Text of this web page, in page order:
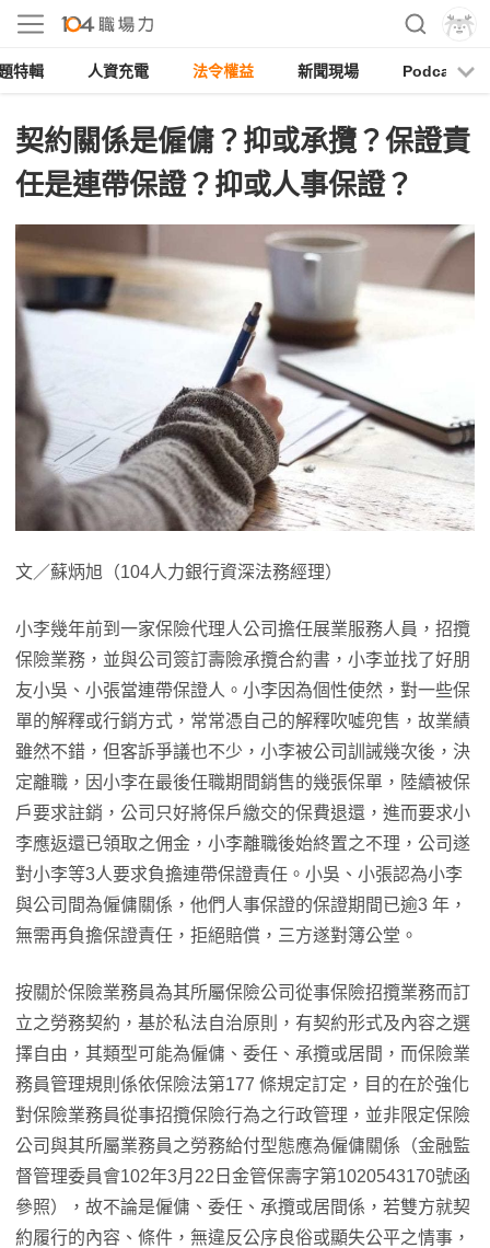
特輯 人資充電 法令權益 新聞現場 Podcast
契約關係是僱傭？抑或承攬？保證責
任是連帶保證？抑或人事保證？
文／蘇炳旭（104人力銀行資深法務經理）
小李幾年前到一家保險代理人公司擔任展業服務人員，招攬
保險業務，並與公司簽訂壽險承攬合約書，小李並找了好朋
友小吳、小張當連帶保證人。小李因為個性使然，對一些保
單的解釋或行銷方式，常常憑自己的解釋吹噓兜售，故業績
雖然不錯，但客訴爭議也不少，小李被公司訓誡幾次後，決
定離職，因小李在最後任職期間銷售的幾張保單，陸續被保
戶要求註銷，公司只好將保戶繳交的保費退還，進而要求小
李應返還已領取之佣金，小李離職後始終置之不理，公司遂
對小李等3人要求負擔連帶保證責任。小吳、小張認為小李
與公司間為僱傭關係，他們人事保證的保證期間已逾3 年，
無需再負擔保證責任，拒絕賠償，三方遂對簿公堂。
按關於保險業務員為其所屬保險公司從事保險招攬業務而訂
立之勞務契約，基於私法自治原則，有契約形式及內容之選
擇自由，其類型可能為僱傭、委任、承攬或居間，而保險業
務員管理規則係依保險法第177 條規定訂定，目的在於強化
對保險業務員從事招攬保險行為之行政管理，並非限定保險
公司與其所屬業務員之勞務給付型態應為僱傭關係（金融監
督管理委員會102年3月22日金管保壽字第1020543170號函
參照），故不論是僱傭、委任、承攬或居間係，若雙方就契
約履行的內容、條件，無違反公序良俗或顯失公平之情事，